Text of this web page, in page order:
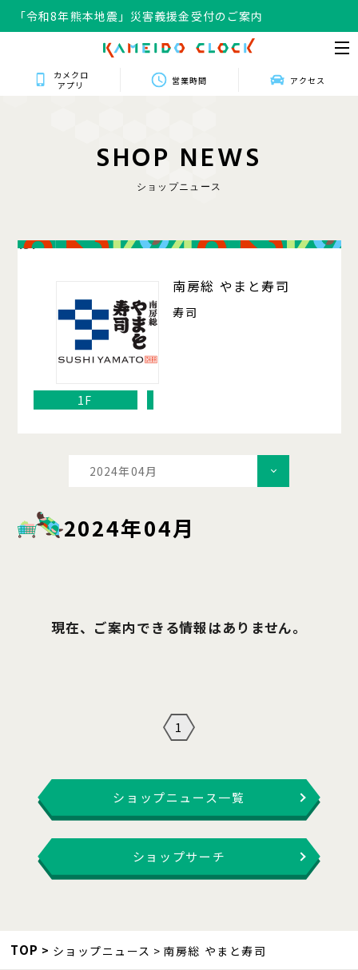
「令和8年熊本地震」災害義援金受付のご案内
カメクロ
アプリ
営業時間 アクセス
SHOP NEWS
ショップニュース
131
南房総 やまと寿司
寿司
1F
2024年04月
2024年04月
現在、ご案内できる情報はありません。
1
ショップニュース一覧
ショップサーチ
TOP ショップニュース 南房総 やまと寿司